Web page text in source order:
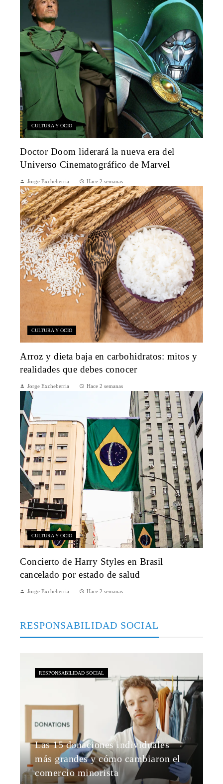
CULTURA Y OCIO
Doctor Doom liderará la nueva era del
Universo Cinematográfico de Marvel
Jorge Excheberria Hace 2 semanas
CULTURA Y OCIO
Arroz y dieta baja en carbohidratos: mitos y
realidades que debes conocer
Jorge Excheberria Hace 2 semanas
CULTURA Y OCIO
Concierto de Harry Styles en Brasil
cancelado por estado de salud
Jorge Excheberria Hace 2 semanas
RESPONSABILIDAD SOCIAL
Las 15 donaciones individuales
más grandes y cómo cambiaron el
comercio minorista
RESPONSABILIDAD SOCIAL